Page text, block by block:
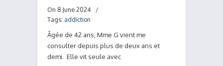
On 8 June 2024
/
Tags: addiction
Âgée de 42 ans, Mme G vient me
consulter depuis plus de deux ans et
demi. Elle vit seule avec